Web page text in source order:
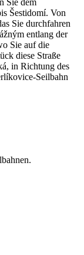
Šestidomí. Von
Sie durchfahren
entlang der
Sie auf die
diese Straße
in Richtung des
Seilbahn